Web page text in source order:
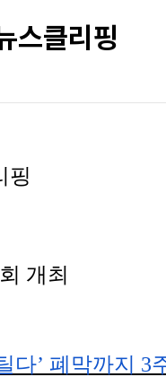
스클리핑
핑
개최
다’ 폐막까지 3